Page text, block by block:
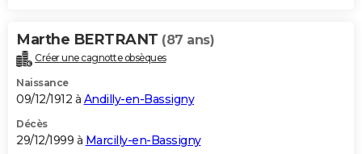
Marthe BERTRANT (87 ans)
Créer une cagnotte obsèques
Naissance
09/12/1912 à Andilly-en-Bassigny
Décès
29/12/1999 à Marcilly-en-Bassigny